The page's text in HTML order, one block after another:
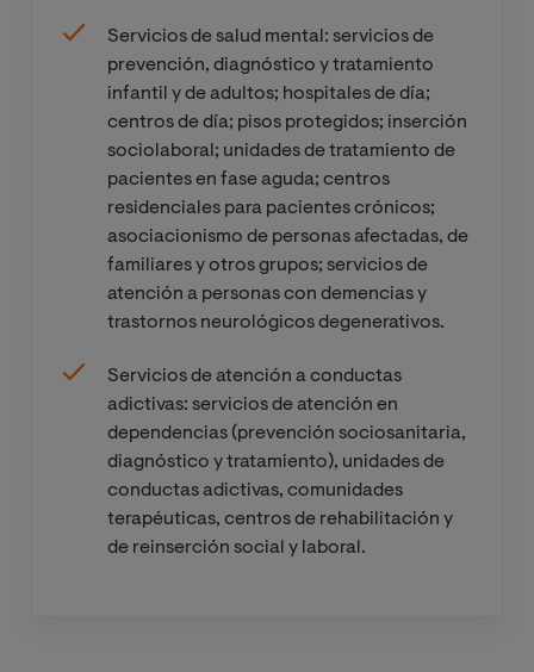
Servicios de salud mental: servicios de
prevención, diagnóstico y tratamiento
infantil y de adultos; hospitales de día;
centros de día; pisos protegidos; inserción
sociolaboral; unidades de tratamiento de
pacientes en fase aguda; centros
residenciales para pacientes crónicos;
asociacionismo de personas afectadas, de
familiares y otros grupos; servicios de
atención a personas con demencias y
trastornos neurológicos degenerativos.
Servicios de atención a conductas
adictivas: servicios de atención en
dependencias (prevención sociosanitaria,
diagnóstico y tratamiento), unidades de
conductas adictivas, comunidades
terapéuticas, centros de rehabilitación y
de reinserción social y laboral.